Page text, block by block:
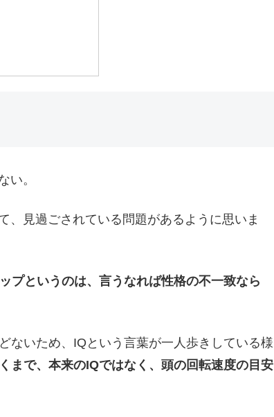
い。
、見過ごされている問題があるように思いま
プというのは、言うなれば性格の不一致なら
ないため、IQという言葉が一人歩きしている様
まで、本来のIQではなく、頭の回転速度の目安